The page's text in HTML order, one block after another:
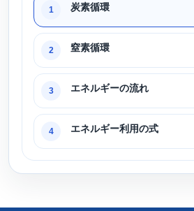
1 炭素循環
2 窒素循環
3 エネルギーの流れ
4 エネルギー利用の式